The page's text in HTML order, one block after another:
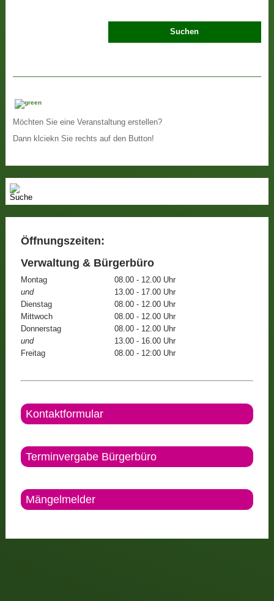
Möchten Sie eine Veranstaltung erstellen?
Dann klciekn Sie rechts auf den Button!
Öffnungszeiten:
Verwaltung & Bürgerbüro
Montag
08.00 - 12.00 Uhr
und
13.00 - 17.00 Uhr
Dienstag
08.00 - 12.00 Uhr
Mittwoch
08.00 - 12.00 Uhr
Donnerstag
08.00 - 12.00 Uhr
und
13.00 - 16.00 Uhr
Freitag
08.00 - 12:00 Uhr
Kontaktformular
Terminvergabe Bürgerbüro
Mängelmelder